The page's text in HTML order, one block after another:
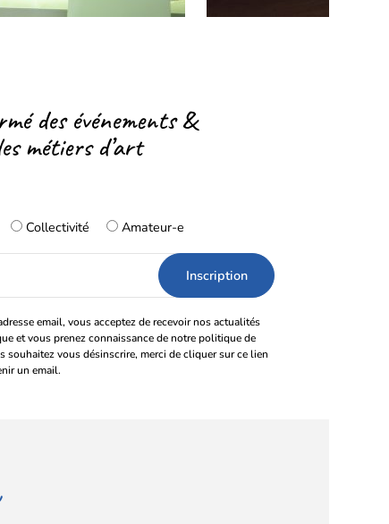
des événements &
métiers d’art
Collectivité Amateur-e
email, vous acceptez de recevoir nos actualités
et vous prenez connaissance de notre politique de
souhaitez vous désinscrire, merci de cliquer sur ce lien
un email.